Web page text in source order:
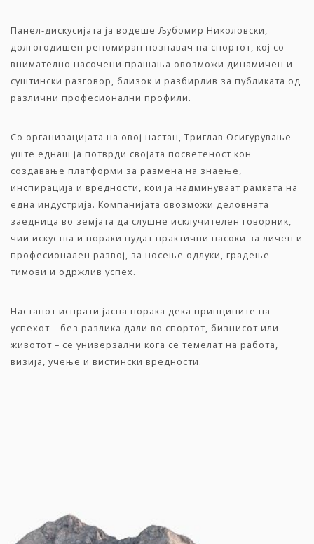
Панел-дискусијата ја водеше Љубомир Николовски,
долгогодишен реномиран познавач на спортот, кој со
внимателно насочени прашања овозможи динамичен и
суштински разговор, близок и разбирлив за публиката од
различни професионални профили.
Со организацијата на овој настан, Триглав Осигурување
уште еднаш ја потврди својата посветеност кон
создавање платформи за размена на знаење,
инспирација и вредности, кои ја надминуваат рамката на
една индустрија. Компанијата овозможи деловната
заедница во земјата да слушне исклучителен говорник,
чии искуства и пораки нудат практични насоки за личен и
професионален развој, за носење одлуки, градење
тимови и одржлив успех.
Настанот испрати јасна порака дека принципите на
успехот – без разлика дали во спортот, бизнисот или
животот – се универзални кога се темелат на работа,
визија, учење и вистински вредности.